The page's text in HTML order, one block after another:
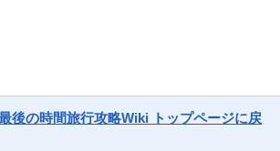
後の時間旅行攻略Wiki トップページに戻